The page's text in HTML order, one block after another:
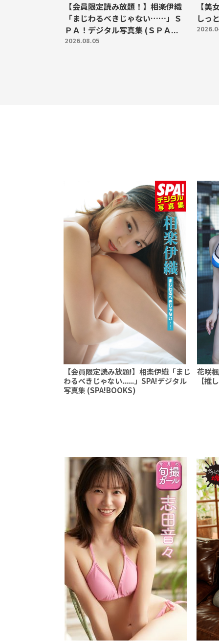
【会員限定読み放題！】相楽伊織
「まじわるべきじゃない……」Ｓ
ＰＡ！デジタル写真集 (ＳＰＡ...
2026.08.05
【美
しっ
【会員限定読み放題!】相楽伊織「まじ
わるべきじゃない......」SPA!デジタル
写真集 (SPA!BOOKS)
花咲
【推